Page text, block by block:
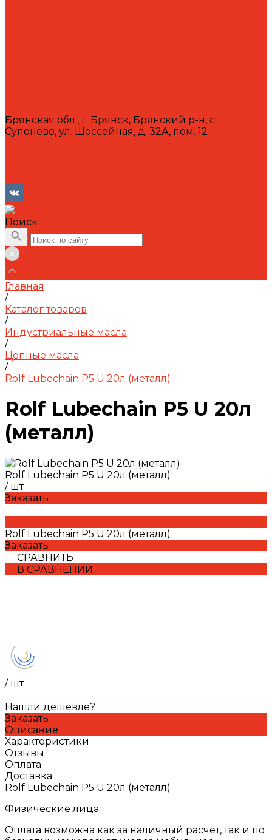
Брянская обл., г. Брянск, Брянский р-н, с.
Супонево, ул. Шоссейная, д. 32А, пом. 12
Поиск
Главная
/
Каталог товаров
/
Индустриальные масла
/
Цепные масла
/
Rolf Lubechain P5 U 20л (металл)
Rolf Lubechain P5 U 20л
(металл)
Rolf Lubechain P5 U 20л (металл)
/ шт
Заказать
Rolf Lubechain P5 U 20л (металл)
Заказать
СРАВНИТЬ
В СРАВНЕНИИ
/ шт
Нашли дешевле?
Заказать
Описание
Характеристики
Отзывы
Оплата
Доставка
Rolf Lubechain P5 U 20л (металл)
Физические лица:
Оплата возможна как за наличный расчет, так и по